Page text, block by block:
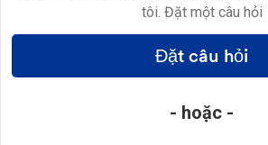
tôi. Đặt một câu hỏi
Đặt câu hỏi
- hoặc -